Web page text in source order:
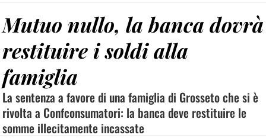
Mutuo nullo, la banca dovrà
restituire i soldi alla
famiglia
La sentenza a favore di una famiglia di Grosseto che si è
rivolta a Confconsumatori: la banca deve restituire le
somme illecitamente incassate